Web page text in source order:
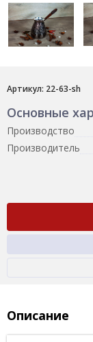
Артикул: 22-63-sh
Основные
Производство
Производитель
Описание